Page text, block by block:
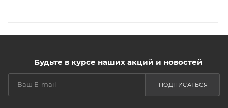
Будьте в курсе наших акций и новостей
ПОДПИСАТЬСЯ